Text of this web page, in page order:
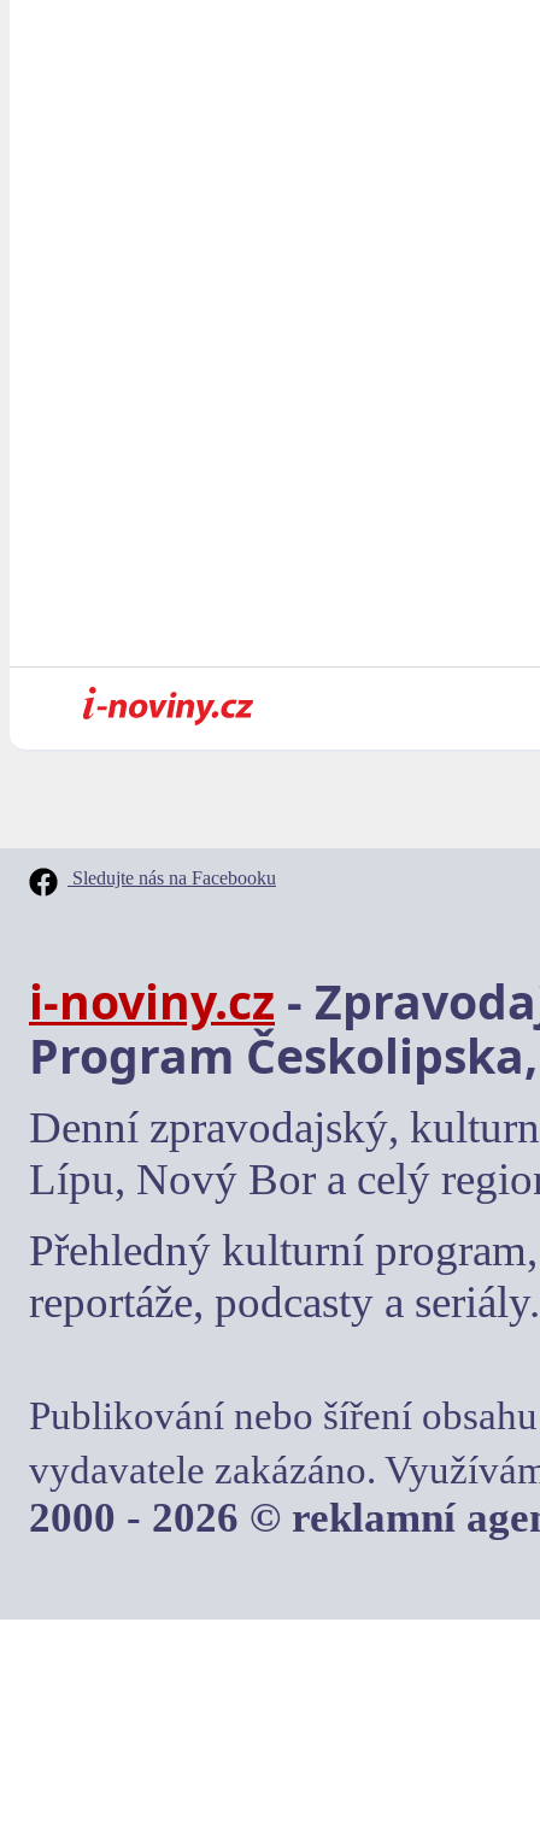
Sledujte nás na Facebooku
i-noviny.cz -
Program
Denní zpravodajský,
Lípu, Nový Bor a celý
Přehledný kulturní
reportáže, podcasty a seriály.
Publikování nebo šíření
vydavatele zakázáno.
2000 - 2026 © reklamní